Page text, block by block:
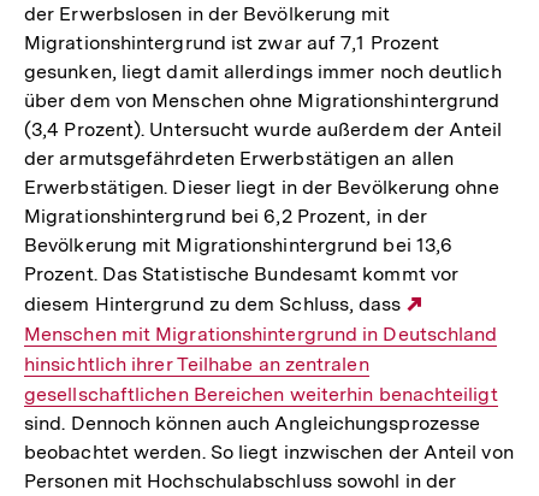
der Erwerbslosen in der Bevölkerung mit
Migrationshintergrund ist zwar auf 7,1 Prozent
gesunken, liegt damit allerdings immer noch deutlich
über dem von Menschen ohne Migrationshintergrund
(3,4 Prozent). Untersucht wurde außerdem der Anteil
der armutsgefährdeten Erwerbstätigen an allen
Erwerbstätigen. Dieser liegt in der Bevölkerung ohne
Migrationshintergrund bei 6,2 Prozent, in der
Bevölkerung mit Migrationshintergrund bei 13,6
Prozent. Das Statistische Bundesamt kommt vor
diesem Hintergrund zu dem Schluss, dass
Link:
Menschen mit Migrationshintergrund in Deutschland
hinsichtlich ihrer Teilhabe an zentralen
gesellschaftlichen Bereichen weiterhin benachteiligt
sind. Dennoch können auch Angleichungsprozesse
beobachtet werden. So liegt inzwischen der Anteil von
Personen mit Hochschulabschluss sowohl in der